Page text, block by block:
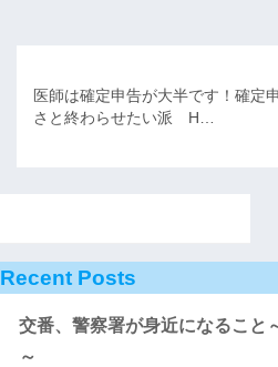
医師は確定申告が大半です！確定
さと終わらせたい派 H…
Recent Posts
交番、警察署が身近になること
～